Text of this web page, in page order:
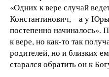
«Одних к вере случай
Константинович, – а у Юры
постепенно
к вере, но как-то так
родителей, но и близких
старался обратить он к